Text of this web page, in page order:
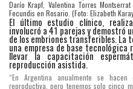
Darío Krapf, Valentina Torres
Fecundis en Rosario. (Foto: Elizabeth
El último estudio clínico,
involucró a 41 parejas y demostró
de los embriones transferibles. La
una empresa de base tecnológica
llevar la capacitación
reproducción asistida.
“En Argentina anualmente se
reproductiva, pero tenemos solo cinco
pero
tenemos
solo
cinco
mil